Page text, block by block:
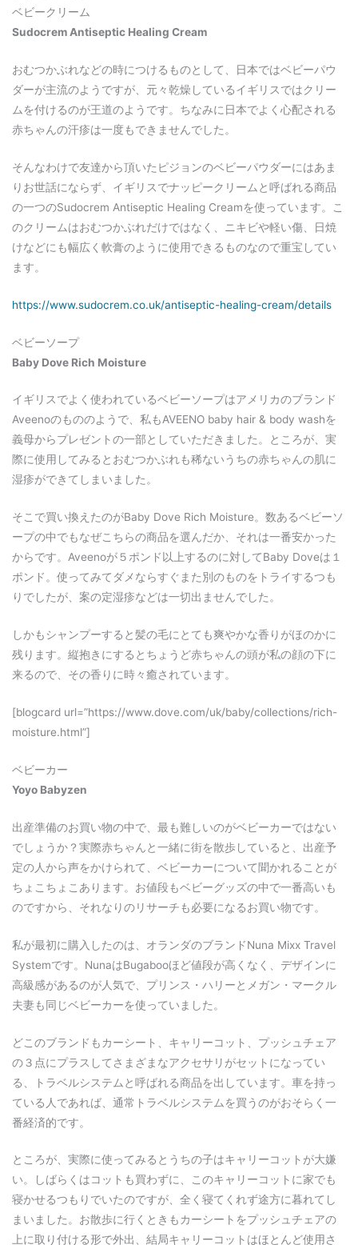
ベビークリーム
Sudocrem Antiseptic Healing Cream
おむつかぶれなどの時につけるものとして、日本ではベビーパウ
ダーが主流のようですが、元々乾燥しているイギリスではクリー
ムを付けるのが王道のようです。ちなみに日本でよく心配される
赤ちゃんの汗疹は一度もできませんでした。
そんなわけで友達から頂いたピジョンのベビーパウダーにはあま
りお世話にならず、イギリスでナッピークリームと呼ばれる商品
の一つのSudocrem Antiseptic Healing Creamを使っています。こ
のクリームはおむつかぶれだけではなく、ニキビや軽い傷、日焼
けなどにも幅広く軟膏のように使用できるものなので重宝してい
ます。
https://www.sudocrem.co.uk/antiseptic-healing-cream/details
ベビーソープ
Baby Dove Rich Moisture
イギリスでよく使われているベビーソープはアメリカのブランド
Aveenoのもののようで、私もAVEENO baby hair & body washを
義母からプレゼントの一部としていただきました。ところが、実
際に使用してみるとおむつかぶれも稀ないうちの赤ちゃんの肌に
湿疹ができてしまいました。
そこで買い換えたのがBaby Dove Rich Moisture。数あるベビーソ
ープの中でもなぜこちらの商品を選んだか、それは一番安かった
からです。Aveenoが５ポンド以上するのに対してBaby Doveは１
ポンド。使ってみてダメならすぐまた別のものをトライするつも
りでしたが、案の定湿疹などは一切出ませんでした。
しかもシャンプーすると髪の毛にとても爽やかな香りがほのかに
残ります。縦抱きにするとちょうど赤ちゃんの頭が私の顔の下に
来るので、その香りに時々癒されています。
[blogcard url=”https://www.dove.com/uk/baby/collections/rich-
moisture.html”]
ベビーカー
Yoyo Babyzen
出産準備のお買い物の中で、最も難しいのがベビーカーではない
でしょうか？実際赤ちゃんと一緒に街を散歩していると、出産予
定の人から声をかけられて、ベビーカーについて聞かれることが
ちょこちょこあります。お値段もベビーグッズの中で一番高いも
のですから、それなりのリサーチも必要になるお買い物です。
私が最初に購入したのは、オランダのブランドNuna Mixx Travel
Systemです。NunaはBugabooほど値段が高くなく、デザインに
高級感があるのが人気で、プリンス・ハリーとメガン・マークル
夫妻も同じベビーカーを使っていました。
どこのブランドもカーシート、キャリーコット、プッシュチェア
の３点にプラスしてさまざまなアクセサリがセットになってい
る、トラベルシステムと呼ばれる商品を出しています。車を持っ
ている人であれば、通常トラベルシステムを買うのがおそらく一
番経済的です。
ところが、実際に使ってみるとうちの子はキャリーコットが大嫌
い。しばらくはコットも買わずに、このキャリーコットに家でも
寝かせるつもりでいたのですが、全く寝てくれず途方に暮れてし
まいました。お散歩に行くときもカーシートをプッシュチェアの
上に取り付ける形で外出、結局キャリーコットはほとんど使用さ